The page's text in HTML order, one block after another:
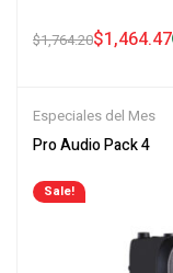
$1,764.20$1,464.47
Especiales del Mes
Pro Audio Pack 4
Sale!